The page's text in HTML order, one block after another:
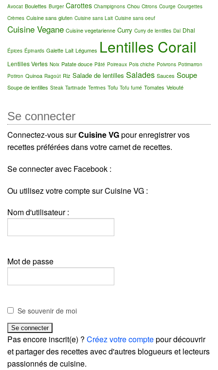
Avocat Boulettes Burger Carottes Champignons Chou Citrons Courge Courgettes
Crèmes Cuisine sans gluten Cuisine sans Lait Cuisine sans oeuf
Cuisine Vegane Cuisine vegetarienne Curry Curry de lentilles Dal Dhal
Épices Épinards Galette Lait Légumes Lentilles Corail
Lentilles Vertes Noix Patate douce Pâté Poireaux Pois chiche Poivrons Potimarron
Potiron Quinoa Ragoût Riz Salade de lentilles Salades Sauces Soupe
Soupe de lentilles Steak Tartinade Terrines Tofu Tofu fumé Tomates Velouté
Se connecter
Connectez-vous surCuisine VGpour enregistrer vos
recettes préférées dans votre carnet de recettes.
Se connecter avec Facebook :
Ou utilisez votre compte sur Cuisine VG :
Nom d'utilisateur :
Mot de passe
Se souvenir de moi
Pas encore inscrit(e) ? Créez votre comptepour découvrir
et partager des recettes avec d'autres blogueurs et lecteurs
passionnés de cuisine.